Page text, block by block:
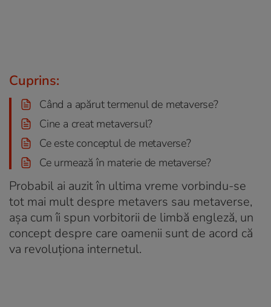
Cuprins:
Când a apărut termenul de metaverse?
Cine a creat metaversul?
Ce este conceptul de metaverse?
Ce urmează în materie de metaverse?
Probabil ai auzit în ultima vreme vorbindu-se
tot mai mult despre metavers sau metaverse,
așa cum îi spun vorbitorii de limbă engleză, un
concept despre care oamenii sunt de acord că
va revoluționa internetul.